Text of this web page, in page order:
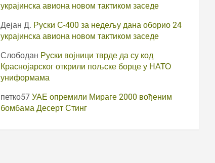
украјинска авиона новом тактиком заседе
Дејан Д. Руски С-400 за недељу дана оборио 24
украјинска авиона новом тактиком заседе
Слободан Руски војници тврде да су код
Краснојарског открили пољске борце у НАТО
униформама
петко57 УАЕ опремили Мираге 2000 вођеним
бомбама Десерт Стинг